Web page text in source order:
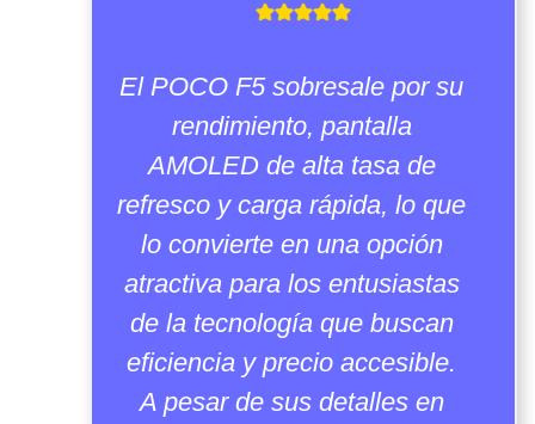
El POCO F5 sobresale por su
rendimiento, pantalla
AMOLED de alta tasa de
refresco y carga rápida, lo que
lo convierte en una opción
atractiva para los entusiastas
de la tecnología que buscan
eficiencia y precio accesible.
A pesar de sus detalles en